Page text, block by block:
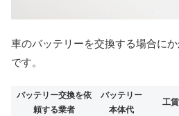
車のバッテリーを交換する場合に
です。
バッテリー交換を依
頼する業者
バッテリー
本体代
工賃